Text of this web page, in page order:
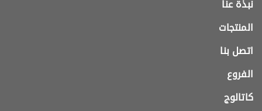
نبذة عنا
المنتجات
اتصل بنا
الفروع
كاتالوج